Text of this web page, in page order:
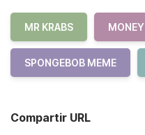
MR KRABS MONEY
SPONGEBOB MEME
Compartir URL